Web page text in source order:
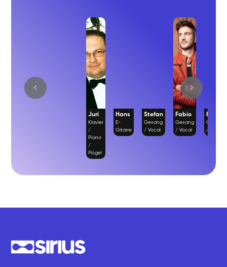
Juri
Klavier
/
Piano
/
Flügel
Hans
E-
Gitarre
Stefan
Gesang
/ Vocal
Fabio
Gesang
/ Vocal
Gesang
/ Vocal